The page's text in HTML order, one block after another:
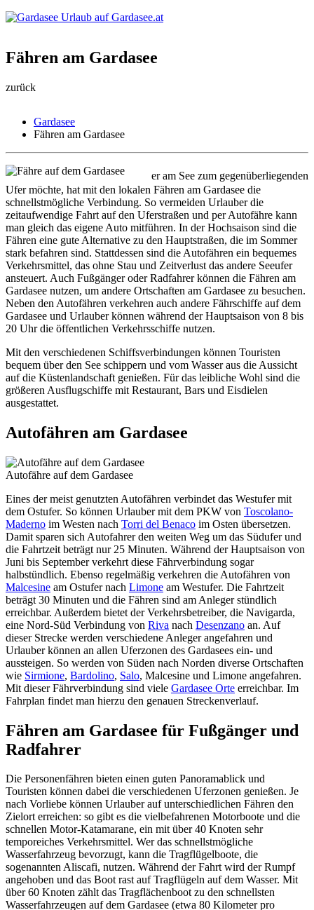
Fähren am Gardasee
zurück
Gardasee
Fähren am Gardasee
er am See zum gegenüberliegenden
Ufer möchte, hat mit den lokalen Fähren am Gardasee die
schnellstmögliche Verbindung. So vermeiden Urlauber die
zeitaufwendige Fahrt auf den Uferstraßen und per Autofähre kann
man gleich das eigene Auto mitführen. In der Hochsaison sind die
Fähren eine gute Alternative zu den Hauptstraßen, die im Sommer
stark befahren sind. Stattdessen sind die Autofähren ein bequemes
Verkehrsmittel, das ohne Stau und Zeitverlust das andere Seeufer
ansteuert. Auch Fußgänger oder Radfahrer können die Fähren am
Gardasee nutzen, um andere Ortschaften am Gardasee zu besuchen.
Neben den Autofähren verkehren auch andere Fährschiffe auf dem
Gardasee und Urlauber können während der Hauptsaison von 8 bis
20 Uhr die öffentlichen Verkehrsschiffe nutzen.
Mit den verschiedenen Schiffsverbindungen können Touristen
bequem über den See schippern und vom Wasser aus die Aussicht
auf die Küstenlandschaft genießen. Für das leibliche Wohl sind die
größeren Ausflugschiffe mit Restaurant, Bars und Eisdielen
ausgestattet.
Autofähren am Gardasee
Autofähre auf dem Gardasee
Eines der meist genutzten Autofähren verbindet das Westufer mit
dem Ostufer. So können Urlauber mit dem PKW von Toscolano-
Maderno im Westen nach Torri del Benaco im Osten übersetzen.
Damit sparen sich Autofahrer den weiten Weg um das Südufer und
die Fahrtzeit beträgt nur 25 Minuten. Während der Hauptsaison von
Juni bis September verkehrt diese Fährverbindung sogar
halbstündlich. Ebenso regelmäßig verkehren die Autofähren von
Malcesine am Ostufer nach Limone am Westufer. Die Fahrtzeit
beträgt 30 Minuten und die Fähren sind am Anleger stündlich
erreichbar. Außerdem bietet der Verkehrsbetreiber, die Navigarda,
eine Nord-Süd Verbindung von Riva nach Desenzano an. Auf
dieser Strecke werden verschiedene Anleger angefahren und
Urlauber können an allen Uferzonen des Gardasees ein- und
aussteigen. So werden von Süden nach Norden diverse Ortschaften
wie Sirmione, Bardolino, Salo, Malcesine und Limone angefahren.
Mit dieser Fährverbindung sind viele Gardasee Orte erreichbar. Im
Fahrplan findet man hierzu den genauen Streckenverlauf.
Fähren am Gardasee für Fußgänger und
Radfahrer
Die Personenfähren bieten einen guten Panoramablick und
Touristen können dabei die verschiedenen Uferzonen genießen. Je
nach Vorliebe können Urlauber auf unterschiedlichen Fähren den
Zielort erreichen: so gibt es die vielbefahrenen Motorboote und die
schnellen Motor-Katamarane, ein mit über 40 Knoten sehr
temporeiches Verkehrsmittel. Wer das schnellstmögliche
Wasserfahrzeug bevorzugt, kann die Tragflügelboote, die
sogenannten Aliscafi, nutzen. Während der Fahrt wird der Rumpf
angehoben und das Boot rast auf Tragflügeln auf dem Wasser. Mit
über 60 Knoten zählt das Tragflächenboot zu den schnellsten
Wasserfahrzeugen auf dem Gardasee (etwa 80 Kilometer pro